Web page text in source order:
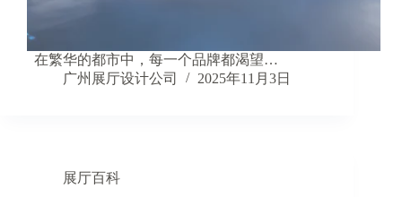
在繁华的都市中，每一个品牌都渴望…
广州展厅设计公司
2025年11月3日
展厅百科